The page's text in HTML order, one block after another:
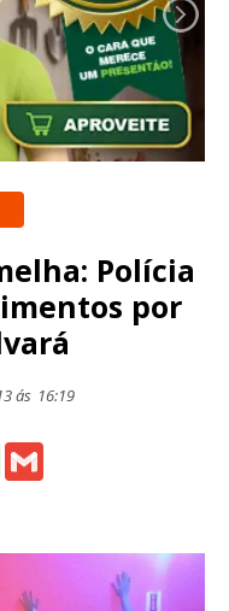
Polícia
por
ás 16:19
WhatsApp